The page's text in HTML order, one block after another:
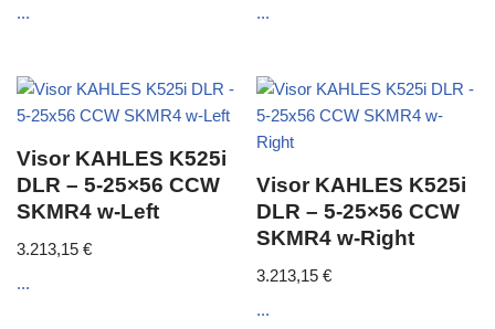
...
...
Visor KAHLES K525i
DLR – 5-25×56 CCW
SKMR4 w-Left
3.213,15 €
...
Visor KAHLES K525i
DLR – 5-25×56 CCW
SKMR4 w-Right
3.213,15€
...